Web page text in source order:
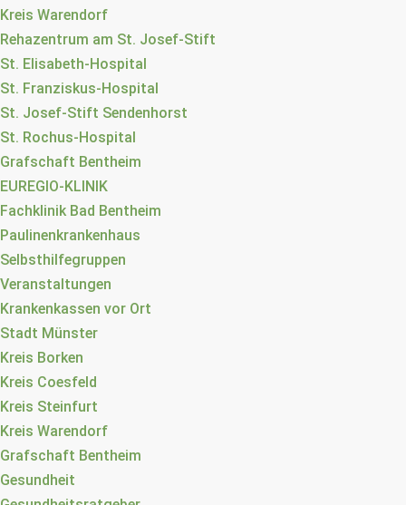
Kreis Warendorf
Rehazentrum am St. Josef-Stift
St. Elisabeth-Hospital
St. Franziskus-Hospital
St. Josef-Stift Sendenhorst
St. Rochus-Hospital
Grafschaft Bentheim
EUREGIO-KLINIK
Fachklinik Bad Bentheim
Paulinenkrankenhaus
Selbsthilfegruppen
Veranstaltungen
Krankenkassen vor Ort
Stadt Münster
Kreis Borken
Kreis Coesfeld
Kreis Steinfurt
Kreis Warendorf
Grafschaft Bentheim
Gesundheit